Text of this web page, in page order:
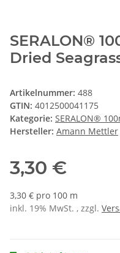
SERALON®
Dried
Artikelnummer: 488
GTIN: 4012500041175
Kategorie: SERALON®
Hersteller: Amann Mettler
3,30 €
3,30 € pro 100 m
inkl. 19% MwSt. , zzgl.